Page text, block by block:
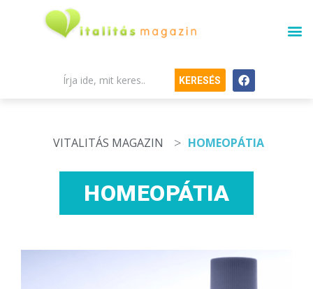
KERESÉS
VITALITÁS MAGAZIN > HOMEOPÁTIA
HOMEOPÁTIA